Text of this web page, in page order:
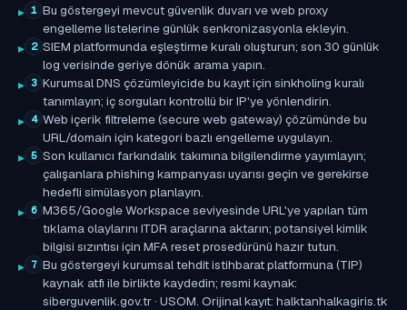
1 Bu göstergeyi mevcut güvenlik duvarı ve web proxy
engelleme listelerine günlük senkronizasyonla ekleyin.
2 SIEM platformunda eşleştirme kuralı oluşturun; son 30 günlük
log verisinde geriye dönük arama yapın.
3 Kurumsal DNS çözümleyicide bu kayıt için sinkholing kuralı
tanımlayın; iç sorguları kontrollü bir IP'ye yönlendirin.
4 Web içerik filtreleme (secure web gateway) çözümünde bu
URL/domain için kategori bazlı engelleme uygulayın.
5 Son kullanıcı farkındalık takımına bilgilendirme yayımlayın;
çalışanlara phishing kampanyası uyarısı geçin ve gerekirse
hedefli simülasyon planlayın.
6 M365/Google Workspace seviyesinde URL'ye yapılan tüm
tıklama olaylarını ITDR araçlarına aktarın; potansiyel kimlik
bilgisi sızıntısı için MFA reset prosedürünü hazır tutun.
7 Bu göstergeyi kurumsal tehdit istihbarat platformuna (TIP)
kaynak atfı ile birlikte kaydedin; resmi kaynak:
siberguvenlik.gov.tr · USOM. Orijinal kayıt: halktanhalkagiris.tk